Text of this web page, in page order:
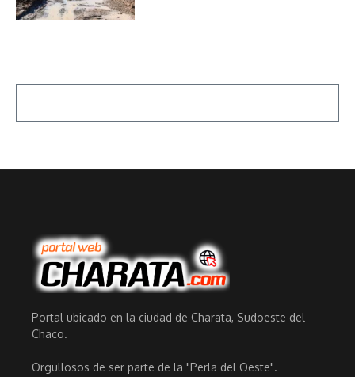
Portal ubicado en la ciudad de Charata, Sudoeste del
Chaco.
Orgullosos de ser parte de la "Perla del Oeste".